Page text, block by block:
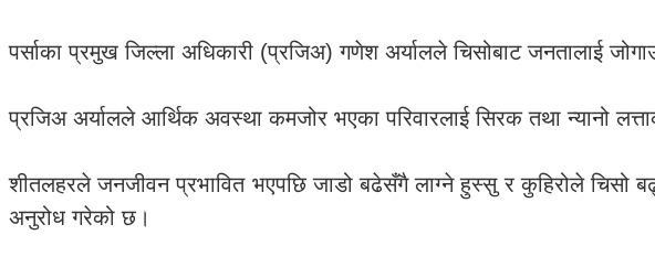
पर्साका प्रमुख जिल्ला अधिकारी (प्रजिअ) गणेश अर्यालले चिसोबाट जनतालाई
प्रजिअ अर्यालले आर्थिक अवस्था कमजोर भएका परिवारलाई सिरक तथा न्यानो
शीतलहरले जनजीवन प्रभावित भएपछि जाडो बढेसँगै लाग्ने हुस्सु र कुहिरोले चिसो
अनुरोध गरेको छ।